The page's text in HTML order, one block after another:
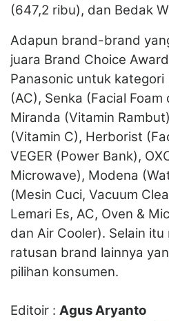
(647,2 ribu), dan Bedak
Adapun brand-brand
juara Brand Choice
Panasonic untuk kategori
(AC), Senka (Facial Foam
Miranda (Vitamin
(Vitamin C), Herborist
VEGER (Power Bank),
Microwave), Modena
(Mesin Cuci, Vacuum
Lemari Es, AC, Oven &
dan Air Cooler). Selain itu
ratusan brand lainnya
pilihan konsumen.
Editoir : Agus Aryanto